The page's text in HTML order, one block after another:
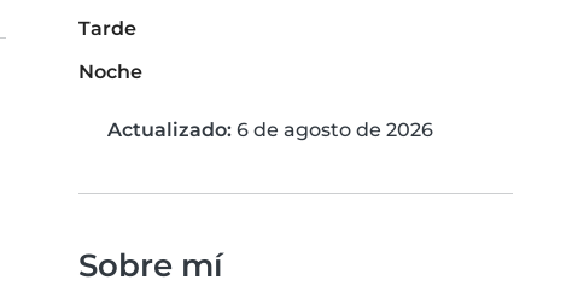
Tarde
Noche
Actualizado: 6 de agosto de 2026
Sobre mí